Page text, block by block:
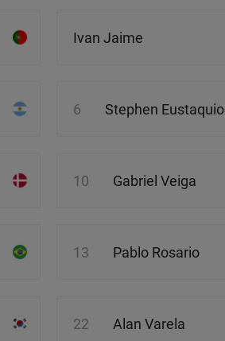
Ivan Jaime
6 Stephen Eustaquio
10 Gabriel Veiga
13 Pablo Rosario
22 Alan Varela